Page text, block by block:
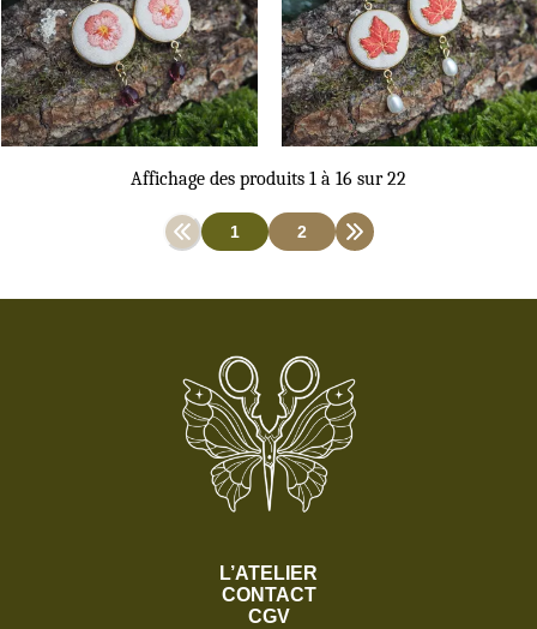
Boucles d'Oreilles
42€
Boucles d'Oreilles
42€
Affichage des produits 1 à 16 sur22
1 2
L’ATELIER
CONTACT
CGV